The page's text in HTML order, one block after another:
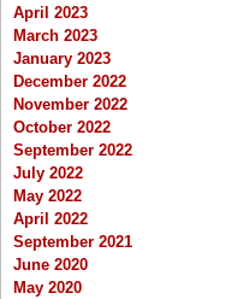
April 2023
March 2023
January 2023
December 2022
November 2022
October 2022
September 2022
July 2022
May 2022
April 2022
September 2021
June 2020
May 2020